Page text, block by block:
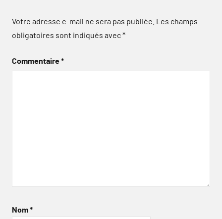
Votre adresse e-mail ne sera pas publiée. Les champs
obligatoires sont indiqués avec*
Commentaire*
Nom*